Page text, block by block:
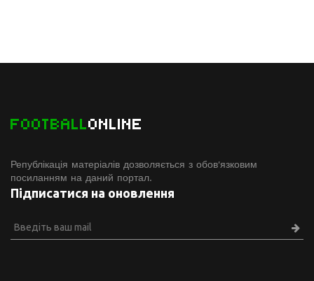
FOOTBALLONLINE
Републікація матеріалів дозволяється з обов'язковим
посиланням на даний портал.
Підписатися на оновлення